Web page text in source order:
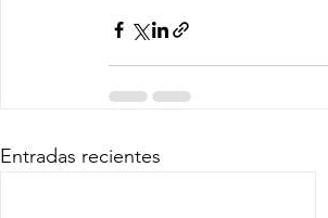
Entradas recientes